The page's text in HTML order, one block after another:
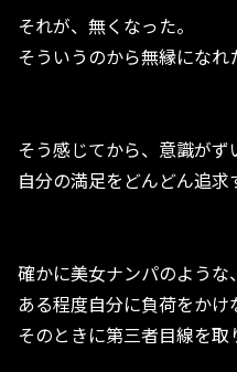
それが、無くなった。
そういうのから無縁になれ
そう感じてから、意識がず
自分の満足をどんどん追求
確かに美女ナンパのような
ある程度自分に負荷をかけ
そのときに第三者目線を取